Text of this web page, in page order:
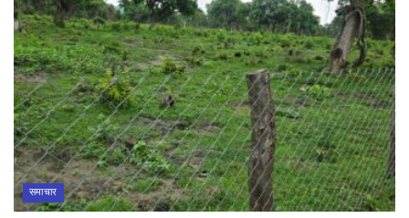
समाचार